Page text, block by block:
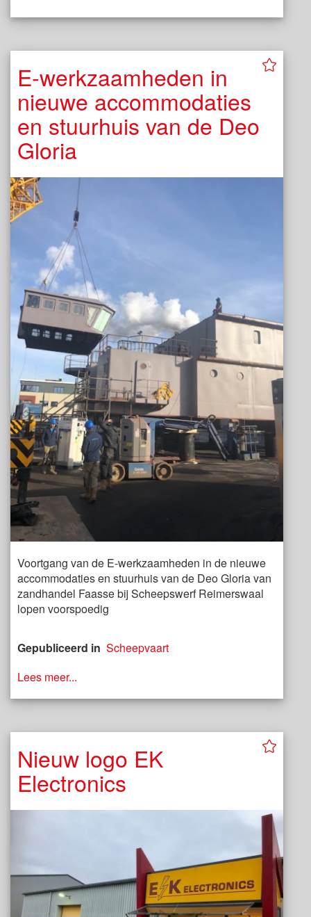
E-werkzaamheden in
nieuwe accommodaties
en stuurhuis van de Deo
Gloria
Voortgang van de E-werkzaamheden in de nieuwe
accommodaties en stuurhuis van de Deo Gloria van
zandhandel Faasse bij Scheepswerf Reimerswaal
lopen voorspoedig
Gepubliceerd in Scheepvaart
Lees meer...
Nieuw logo EK
Electronics